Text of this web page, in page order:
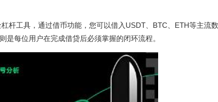
杆工具，通过借币功能，您可以借入USDT、BTC、ETH等主流
则是每位用户在完成借贷后必须掌握的闭环流程。